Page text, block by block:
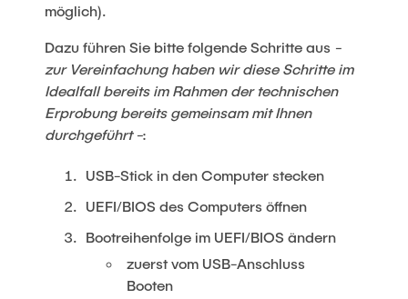
möglich).
Dazu führen Sie bitte folgende Schritte aus -
zur Vereinfachung haben wir diese Schritte im
Idealfall bereits im Rahmen der technischen
Erprobung bereits gemeinsam mit Ihnen
durchgeführt -:
USB-Stick in den Computer stecken
UEFI/BIOS des Computers öffnen
Bootreihenfolge im UEFI/BIOS ändern
zuerst vom USB-Anschluss
Booten